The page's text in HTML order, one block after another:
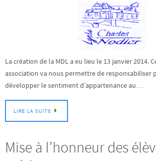
La création de la MDL a eu lieu le 13 janvier 2014.
association va nous permettre de responsabiliser
développer le sentiment d’appartenance au…
LIRE LA SUITE
Mise à l’honneur des